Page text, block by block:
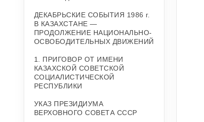
ДЕКАБРЬСКИЕ СОБЫТИЯ 1986 г.
В КАЗАХСТАНЕ —
ПРОДОЛЖЕНИЕ НАЦИОНАЛЬНО-
ОСВОБОДИТЕЛЬНЫХ ДВИЖЕНИЙ
1. ПРИГОВОР ОТ ИМЕНИ
КАЗАХСКОЙ СОВЕТСКОЙ
СОЦИАЛИСТИЧЕСКОЙ
РЕСПУБЛИКИ
УКАЗ ПРЕЗИДИУМА
ВЕРХОВНОГО СОВЕТА СССР